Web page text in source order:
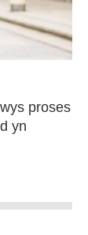
proses
yn